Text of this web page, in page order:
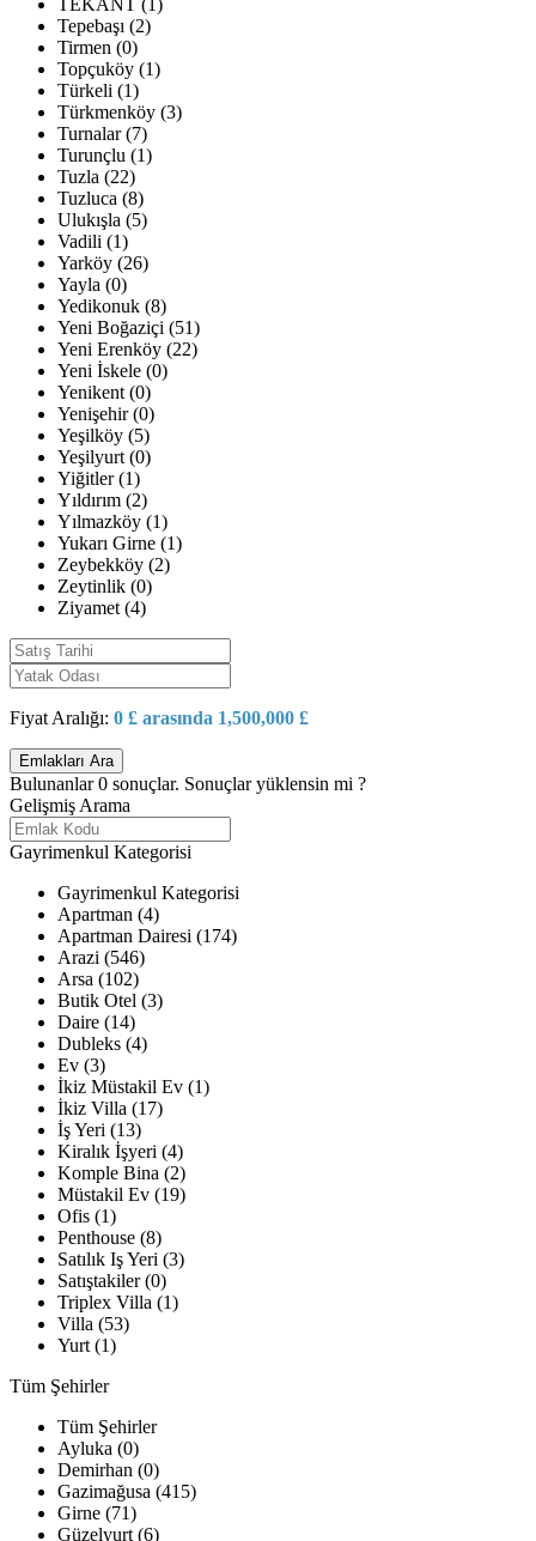
TEKANT (1)
Tepebaşı (2)
Tirmen (0)
Topçuköy (1)
Türkeli (1)
Türkmenköy (3)
Turnalar (7)
Turunçlu (1)
Tuzla (22)
Tuzluca (8)
Ulukışla (5)
Vadili (1)
Yarköy (26)
Yayla (0)
Yedikonuk (8)
Yeni Boğaziçi (51)
Yeni Erenköy (22)
Yeni İskele (0)
Yenikent (0)
Yenişehir (0)
Yeşilköy (5)
Yeşilyurt (0)
Yiğitler (1)
Yıldırım (2)
Yılmazköy (1)
Yukarı Girne (1)
Zeybekköy (2)
Zeytinlik (0)
Ziyamet (4)
Fiyat Aralığı: 0 £ arasında 1,500,000 £
Bulunanlar0 sonuçlar. Sonuçlar yüklensin mi ?
Gelişmiş Arama
Gayrimenkul Kategorisi
Gayrimenkul Kategorisi
Apartman (4)
Apartman Dairesi (174)
Arazi (546)
Arsa (102)
Butik Otel (3)
Daire (14)
Dubleks (4)
Ev (3)
İkiz Müstakil Ev (1)
İkiz Villa (17)
İş Yeri (13)
Kiralık İşyeri (4)
Komple Bina (2)
Müstakil Ev (19)
Ofis (1)
Penthouse (8)
Satılık Iş Yeri (3)
Satıştakiler (0)
Triplex Villa (1)
Villa (53)
Yurt (1)
Tüm Şehirler
Tüm Şehirler
Ayluka (0)
Demirhan (0)
Gazimağusa (415)
Girne (71)
Güzelyurt (6)